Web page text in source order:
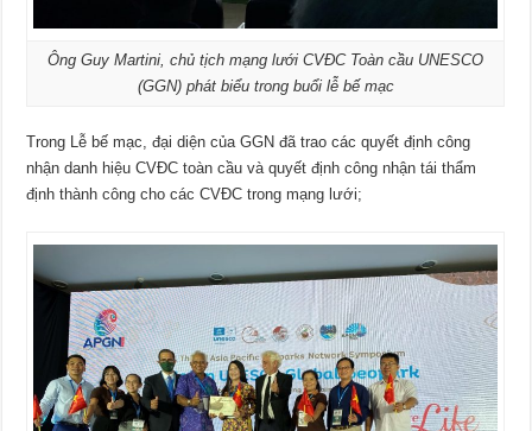
Ông Guy Martini, chủ tịch mạng lưới CVĐC Toàn cầu UNESCO
(GGN) phát biểu trong buổi lễ bế mạc
Trong Lễ bế mạc, đại diện của GGN đã trao các quyết định công
nhận danh hiệu CVĐC toàn cầu và quyết định công nhận tái thẩm
định thành công cho các CVĐC trong mạng lưới;